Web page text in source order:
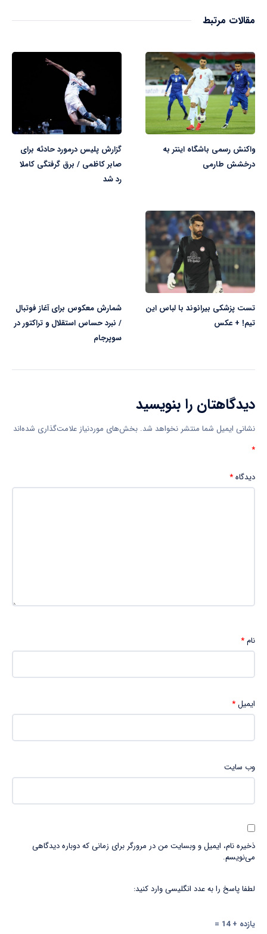
مقالات مرتبط
واکنش رسمی باشگاه اینتر به
درخشش طارمی
گزارش پلیس درمورد حادثه برای
صابر کاظمی / برق گرفتگی کاملا
رد شد
تست پزشکی بیرانوند با لباس این
تیم! + عکس
شمارش معکوس برای آغاز فوتبال
/ نبرد حساس استقلال و تراکتور در
سوپرجام
دیدگاهتان را بنویسید
نشانی ایمیل شما منتشر نخواهد شد. بخش‌های موردنیاز علامت‌گذاری شده‌اند
*
دیدگاه*
نام*
ایمیل*
وب‌ سایت
ذخیره نام، ایمیل و وبسایت من در مرورگر برای زمانی که دوباره دیدگاهی
می‌نویسم.
لطفا پاسخ را به عدد انگلیسی وارد کنید:
یازده + 14 =